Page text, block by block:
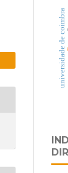
universidade de coimbra